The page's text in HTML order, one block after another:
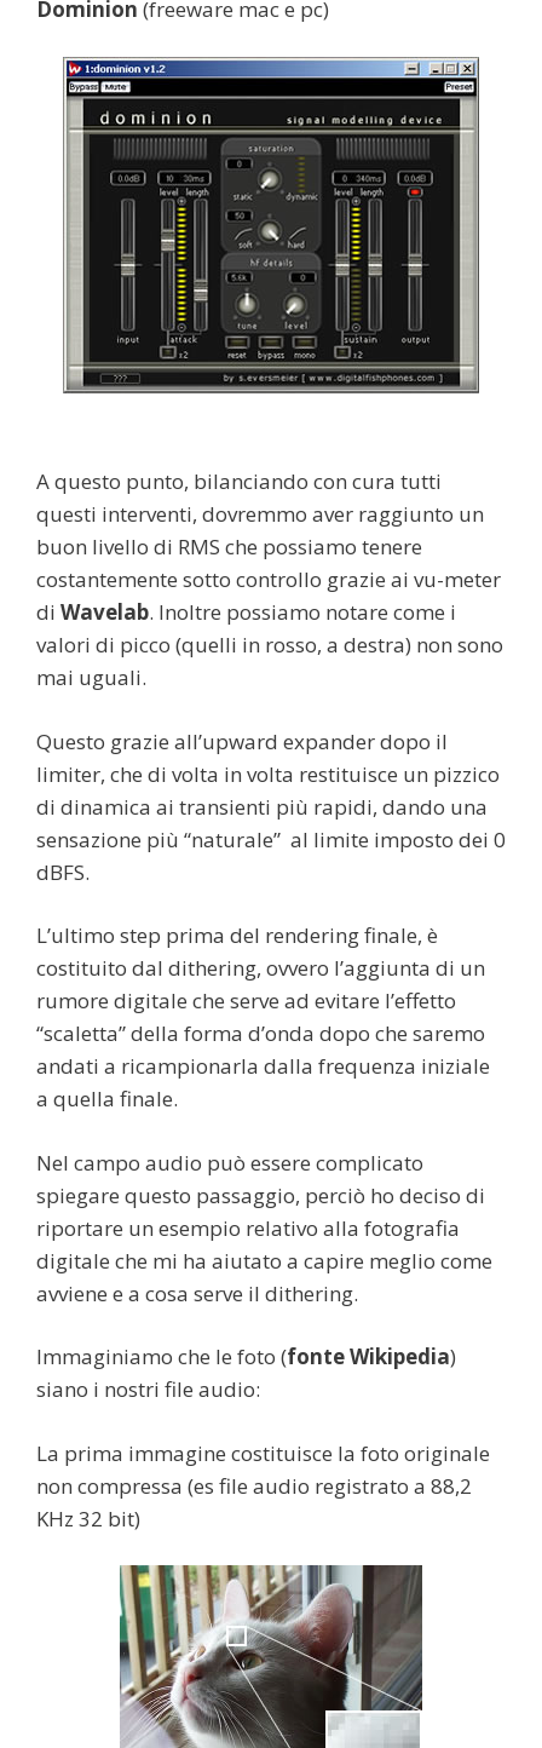
Dominion (freeware mac e pc)
A questo punto, bilanciando con cura tutti
questi interventi, dovremmo aver raggiunto un
buon livello di RMS che possiamo tenere
costantemente sotto controllo grazie ai vu-meter
di Wavelab. Inoltre possiamo notare come i
valori di picco (quelli in rosso, a destra) non sono
mai uguali.
Questo grazie all’upward expander dopo il
limiter, che di volta in volta restituisce un pizzico
di dinamica ai transienti più rapidi, dando una
sensazione più “naturale” al limite imposto dei 0
dBFS.
L’ultimo step prima del rendering finale, è
costituito dal dithering, ovvero l’aggiunta di un
rumore digitale che serve ad evitare l’effetto
“scaletta” della forma d’onda dopo che saremo
andati a ricampionarla dalla frequenza iniziale
a quella finale.
Nel campo audio può essere complicato
spiegare questo passaggio, perciò ho deciso di
riportare un esempio relativo alla fotografia
digitale che mi ha aiutato a capire meglio come
avviene e a cosa serve il dithering.
Immaginiamo che le foto (fonte Wikipedia)
siano i nostri file audio:
La prima immagine costituisce la foto originale
non compressa (es file audio registrato a 88,2
KHz 32 bit)